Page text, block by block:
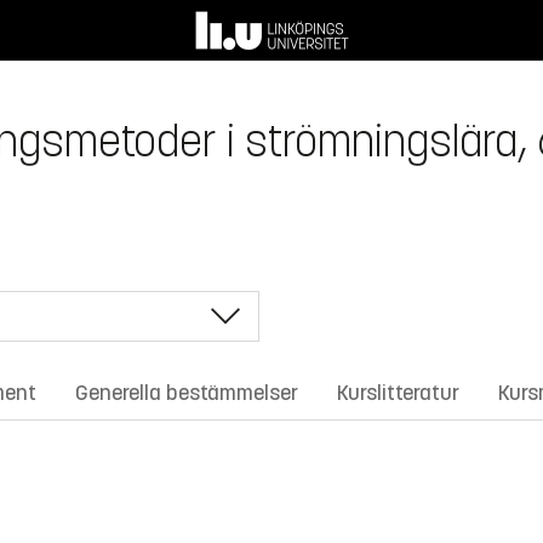
i strömningslära,
Generella bestämmelser Kurslitteratur